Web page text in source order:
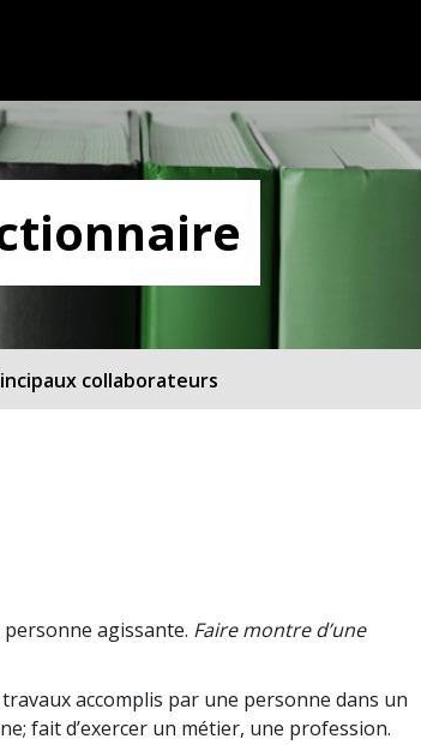
collaborateurs
personne agissante. Faire montre d’une
accomplis par une personne dans un
fait d’exercer un métier, une profession.